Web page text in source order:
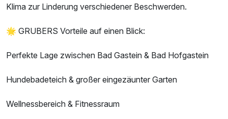
Klima zur Linderung verschiedener Beschwerden.
🌟 GRUBERS Vorteile auf einen Blick:
Perfekte Lage zwischen Bad Gastein & Bad Hofgastein
Hundebadeteich & großer eingezäunter Garten
Wellnessbereich & Fitnessraum